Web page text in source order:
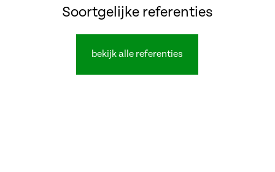
Soortgelijke referenties
bekijk alle referenties